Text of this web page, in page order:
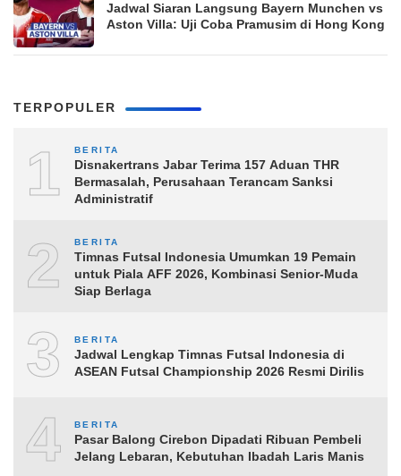
Jadwal Siaran Langsung Bayern Munchen vs
Aston Villa: Uji Coba Pramusim di Hong Kong
TERPOPULER
1 BERITA
Disnakertrans Jabar Terima 157 Aduan THR
Bermasalah, Perusahaan Terancam Sanksi
Administratif
2 BERITA
Timnas Futsal Indonesia Umumkan 19 Pemain
untuk Piala AFF 2026, Kombinasi Senior-Muda
Siap Berlaga
3 BERITA
Jadwal Lengkap Timnas Futsal Indonesia di
ASEAN Futsal Championship 2026 Resmi Dirilis
4 BERITA
Pasar Balong Cirebon Dipadati Ribuan Pembeli
Jelang Lebaran, Kebutuhan Ibadah Laris Manis